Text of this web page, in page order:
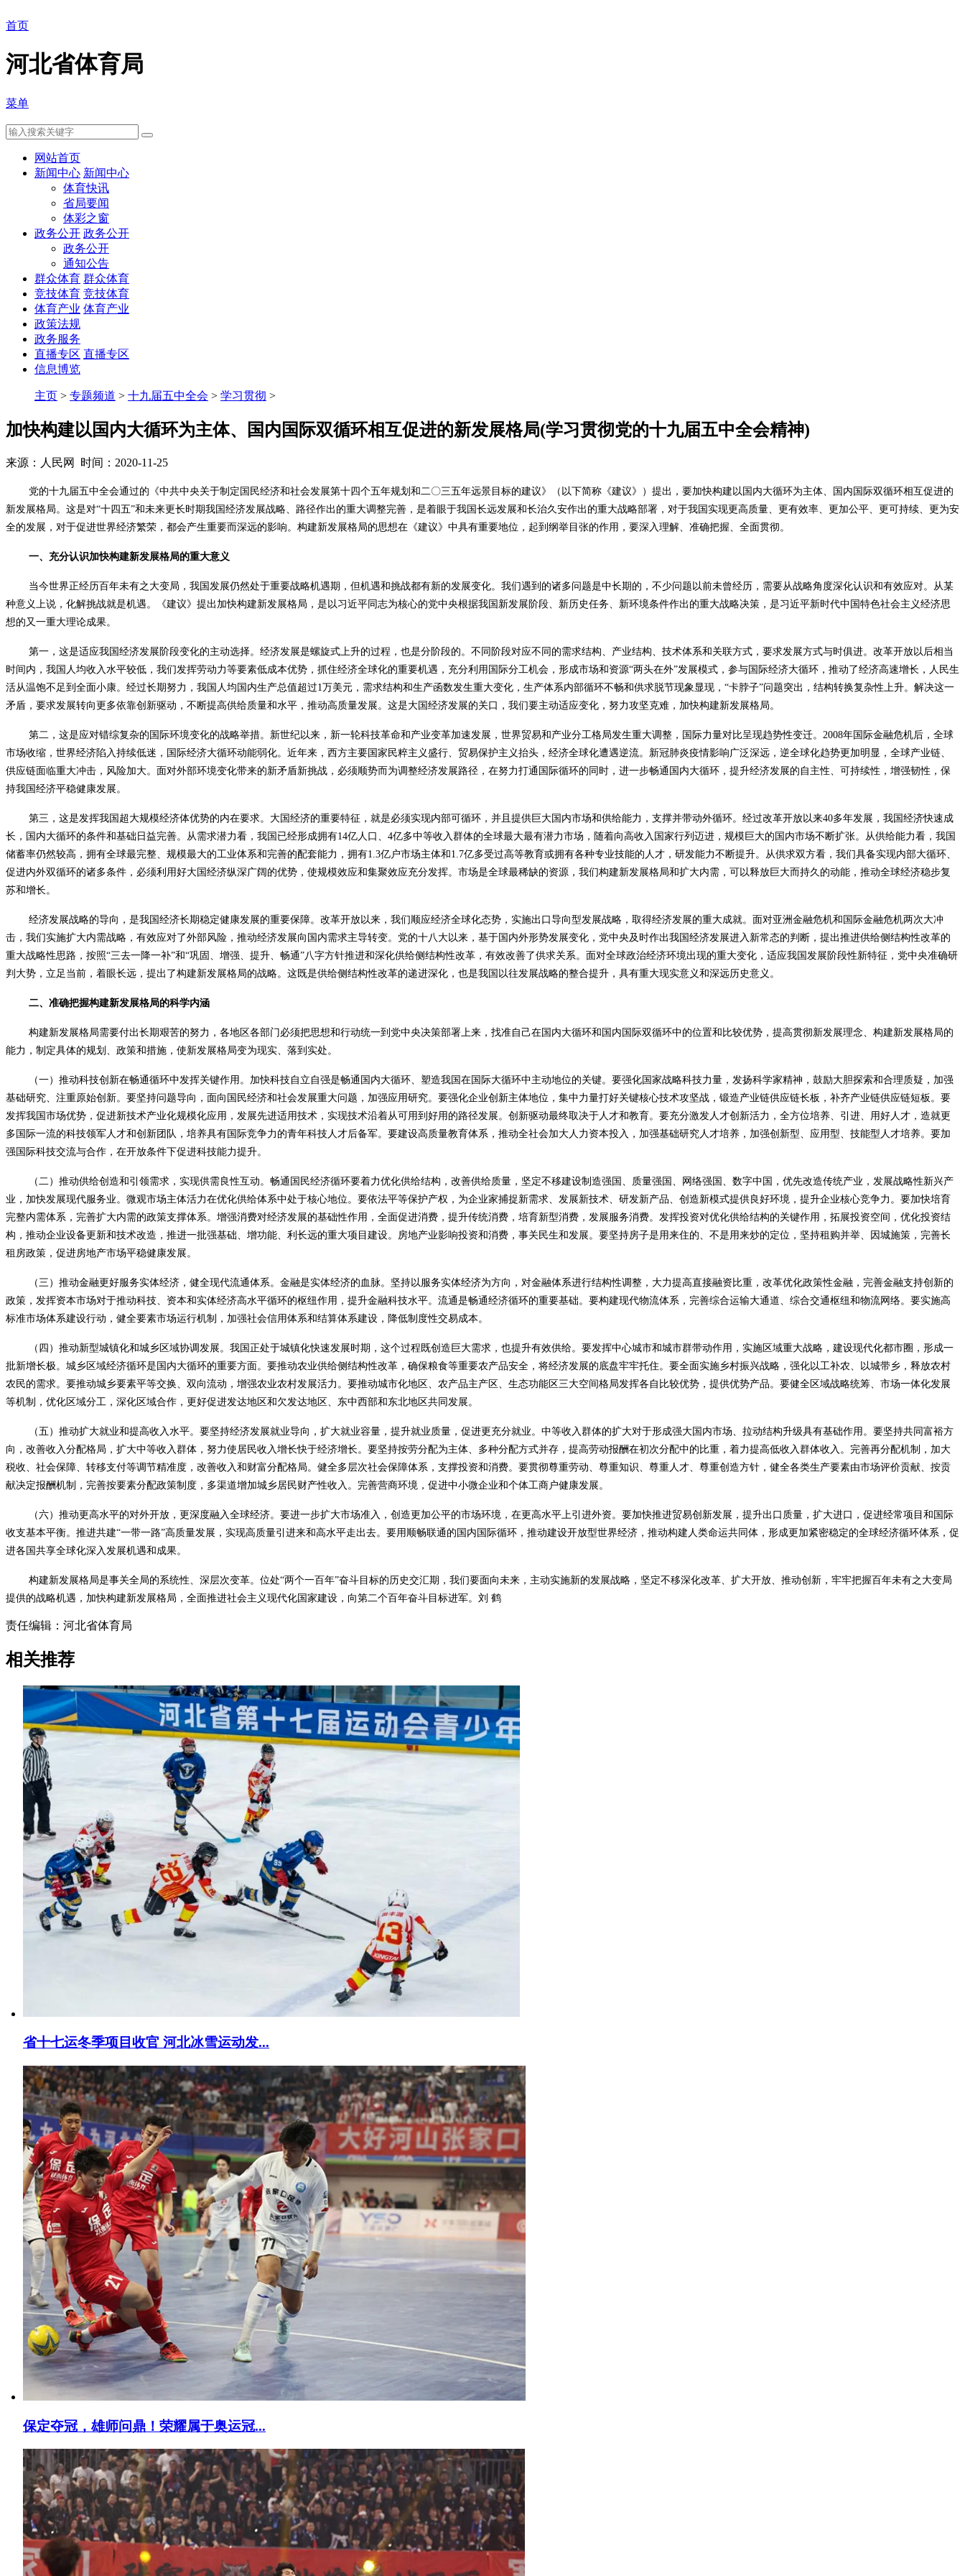
首页
河北省体育局
菜单
网站首页
新闻中心 新闻中心
体育快讯
省局要闻
体彩之窗
政务公开 政务公开
政务公开
通知公告
群众体育 群众体育
竞技体育 竞技体育
体育产业 体育产业
政策法规
政务服务
直播专区 直播专区
信息博览
主页 > 专题频道 > 十九届五中全会 > 学习贯彻 >
加快构建以国内大循环为主体、国内国际双循环相互促进的新发展格局(学习贯彻党的十九届五中全会精神)
来源：人民网 时间：2020-11-25
党的十九届五中全会通过的《中共中央关于制定国民经济和社会发展第十四个五年规划和二〇三五年远景目标的建议》（以下简称《建议》）提出，要加快构建以国内大循环为主体、国内国际双循环相互促进的
新发展格局。这是对“十四五”和未来更长时期我国经济发展战略、路径作出的重大调整完善，是着眼于我国长远发展和长治久安作出的重大战略部署，对于我国实现更高质量、更有效率、更加公平、更可持续、更为安
全的发展，对于促进世界经济繁荣，都会产生重要而深远的影响。构建新发展格局的思想在《建议》中具有重要地位，起到纲举目张的作用，要深入理解、准确把握、全面贯彻。
一、充分认识加快构建新发展格局的重大意义
当今世界正经历百年未有之大变局，我国发展仍然处于重要战略机遇期，但机遇和挑战都有新的发展变化。我们遇到的诸多问题是中长期的，不少问题以前未曾经历，需要从战略角度深化认识和有效应对。从某
种意义上说，化解挑战就是机遇。《建议》提出加快构建新发展格局，是以习近平同志为核心的党中央根据我国新发展阶段、新历史任务、新环境条件作出的重大战略决策，是习近平新时代中国特色社会主义经济思
想的又一重大理论成果。
第一，这是适应我国经济发展阶段变化的主动选择。经济发展是螺旋式上升的过程，也是分阶段的。不同阶段对应不同的需求结构、产业结构、技术体系和关联方式，要求发展方式与时俱进。改革开放以后相当
时间内，我国人均收入水平较低，我们发挥劳动力等要素低成本优势，抓住经济全球化的重要机遇，充分利用国际分工机会，形成市场和资源“两头在外”发展模式，参与国际经济大循环，推动了经济高速增长，人民生
活从温饱不足到全面小康。经过长期努力，我国人均国内生产总值超过1万美元，需求结构和生产函数发生重大变化，生产体系内部循环不畅和供求脱节现象显现，“卡脖子”问题突出，结构转换复杂性上升。解决这一
矛盾，要求发展转向更多依靠创新驱动，不断提高供给质量和水平，推动高质量发展。这是大国经济发展的关口，我们要主动适应变化，努力攻坚克难，加快构建新发展格局。
第二，这是应对错综复杂的国际环境变化的战略举措。新世纪以来，新一轮科技革命和产业变革加速发展，世界贸易和产业分工格局发生重大调整，国际力量对比呈现趋势性变迁。2008年国际金融危机后，全球
市场收缩，世界经济陷入持续低迷，国际经济大循环动能弱化。近年来，西方主要国家民粹主义盛行、贸易保护主义抬头，经济全球化遭遇逆流。新冠肺炎疫情影响广泛深远，逆全球化趋势更加明显，全球产业链、
供应链面临重大冲击，风险加大。面对外部环境变化带来的新矛盾新挑战，必须顺势而为调整经济发展路径，在努力打通国际循环的同时，进一步畅通国内大循环，提升经济发展的自主性、可持续性，增强韧性，保
持我国经济平稳健康发展。
第三，这是发挥我国超大规模经济体优势的内在要求。大国经济的重要特征，就是必须实现内部可循环，并且提供巨大国内市场和供给能力，支撑并带动外循环。经过改革开放以来40多年发展，我国经济快速成
长，国内大循环的条件和基础日益完善。从需求潜力看，我国已经形成拥有14亿人口、4亿多中等收入群体的全球最大最有潜力市场，随着向高收入国家行列迈进，规模巨大的国内市场不断扩张。从供给能力看，我国
储蓄率仍然较高，拥有全球最完整、规模最大的工业体系和完善的配套能力，拥有1.3亿户市场主体和1.7亿多受过高等教育或拥有各种专业技能的人才，研发能力不断提升。从供求双方看，我们具备实现内部大循环、
促进内外双循环的诸多条件，必须利用好大国经济纵深广阔的优势，使规模效应和集聚效应充分发挥。市场是全球最稀缺的资源，我们构建新发展格局和扩大内需，可以释放巨大而持久的动能，推动全球经济稳步复
苏和增长。
经济发展战略的导向，是我国经济长期稳定健康发展的重要保障。改革开放以来，我们顺应经济全球化态势，实施出口导向型发展战略，取得经济发展的重大成就。面对亚洲金融危机和国际金融危机两次大冲
击，我们实施扩大内需战略，有效应对了外部风险，推动经济发展向国内需求主导转变。党的十八大以来，基于国内外形势发展变化，党中央及时作出我国经济发展进入新常态的判断，提出推进供给侧结构性改革的
重大战略性思路，按照“三去一降一补”和“巩固、增强、提升、畅通”八字方针推进和深化供给侧结构性改革，有效改善了供求关系。面对全球政治经济环境出现的重大变化，适应我国发展阶段性新特征，党中央准确研
判大势，立足当前，着眼长远，提出了构建新发展格局的战略。这既是供给侧结构性改革的递进深化，也是我国以往发展战略的整合提升，具有重大现实意义和深远历史意义。
二、准确把握构建新发展格局的科学内涵
构建新发展格局需要付出长期艰苦的努力，各地区各部门必须把思想和行动统一到党中央决策部署上来，找准自己在国内大循环和国内国际双循环中的位置和比较优势，提高贯彻新发展理念、构建新发展格局的
能力，制定具体的规划、政策和措施，使新发展格局变为现实、落到实处。
（一）推动科技创新在畅通循环中发挥关键作用。加快科技自立自强是畅通国内大循环、塑造我国在国际大循环中主动地位的关键。要强化国家战略科技力量，发扬科学家精神，鼓励大胆探索和合理质疑，加强
基础研究、注重原始创新。要坚持问题导向，面向国民经济和社会发展重大问题，加强应用研究。要强化企业创新主体地位，集中力量打好关键核心技术攻坚战，锻造产业链供应链长板，补齐产业链供应链短板。要
发挥我国市场优势，促进新技术产业化规模化应用，发展先进适用技术，实现技术沿着从可用到好用的路径发展。创新驱动最终取决于人才和教育。要充分激发人才创新活力，全方位培养、引进、用好人才，造就更
多国际一流的科技领军人才和创新团队，培养具有国际竞争力的青年科技人才后备军。要建设高质量教育体系，推动全社会加大人力资本投入，加强基础研究人才培养，加强创新型、应用型、技能型人才培养。要加
强国际科技交流与合作，在开放条件下促进科技能力提升。
（二）推动供给创造和引领需求，实现供需良性互动。畅通国民经济循环要着力优化供给结构，改善供给质量，坚定不移建设制造强国、质量强国、网络强国、数字中国，优先改造传统产业，发展战略性新兴产
业，加快发展现代服务业。微观市场主体活力在优化供给体系中处于核心地位。要依法平等保护产权，为企业家捕捉新需求、发展新技术、研发新产品、创造新模式提供良好环境，提升企业核心竞争力。要加快培育
完整内需体系，完善扩大内需的政策支撑体系。增强消费对经济发展的基础性作用，全面促进消费，提升传统消费，培育新型消费，发展服务消费。发挥投资对优化供给结构的关键作用，拓展投资空间，优化投资结
构，推动企业设备更新和技术改造，推进一批强基础、增功能、利长远的重大项目建设。房地产业影响投资和消费，事关民生和发展。要坚持房子是用来住的、不是用来炒的定位，坚持租购并举、因城施策，完善长
租房政策，促进房地产市场平稳健康发展。
（三）推动金融更好服务实体经济，健全现代流通体系。金融是实体经济的血脉。坚持以服务实体经济为方向，对金融体系进行结构性调整，大力提高直接融资比重，改革优化政策性金融，完善金融支持创新的
政策，发挥资本市场对于推动科技、资本和实体经济高水平循环的枢纽作用，提升金融科技水平。流通是畅通经济循环的重要基础。要构建现代物流体系，完善综合运输大通道、综合交通枢纽和物流网络。要实施高
标准市场体系建设行动，健全要素市场运行机制，加强社会信用体系和结算体系建设，降低制度性交易成本。
（四）推动新型城镇化和城乡区域协调发展。我国正处于城镇化快速发展时期，这个过程既创造巨大需求，也提升有效供给。要发挥中心城市和城市群带动作用，实施区域重大战略，建设现代化都市圈，形成一
批新增长极。城乡区域经济循环是国内大循环的重要方面。要推动农业供给侧结构性改革，确保粮食等重要农产品安全，将经济发展的底盘牢牢托住。要全面实施乡村振兴战略，强化以工补农、以城带乡，释放农村
农民的需求。要推动城乡要素平等交换、双向流动，增强农业农村发展活力。要推动城市化地区、农产品主产区、生态功能区三大空间格局发挥各自比较优势，提供优势产品。要健全区域战略统筹、市场一体化发展
等机制，优化区域分工，深化区域合作，更好促进发达地区和欠发达地区、东中西部和东北地区共同发展。
（五）推动扩大就业和提高收入水平。要坚持经济发展就业导向，扩大就业容量，提升就业质量，促进更充分就业。中等收入群体的扩大对于形成强大国内市场、拉动结构升级具有基础作用。要坚持共同富裕方
向，改善收入分配格局，扩大中等收入群体，努力使居民收入增长快于经济增长。要坚持按劳分配为主体、多种分配方式并存，提高劳动报酬在初次分配中的比重，着力提高低收入群体收入。完善再分配机制，加大
税收、社会保障、转移支付等调节精准度，改善收入和财富分配格局。健全多层次社会保障体系，支撑投资和消费。要贯彻尊重劳动、尊重知识、尊重人才、尊重创造方针，健全各类生产要素由市场评价贡献、按贡
献决定报酬机制，完善按要素分配政策制度，多渠道增加城乡居民财产性收入。完善营商环境，促进中小微企业和个体工商户健康发展。
（六）推动更高水平的对外开放，更深度融入全球经济。要进一步扩大市场准入，创造更加公平的市场环境，在更高水平上引进外资。要加快推进贸易创新发展，提升出口质量，扩大进口，促进经常项目和国际
收支基本平衡。推进共建“一带一路”高质量发展，实现高质量引进来和高水平走出去。要用顺畅联通的国内国际循环，推动建设开放型世界经济，推动构建人类命运共同体，形成更加紧密稳定的全球经济循环体系，促
进各国共享全球化深入发展机遇和成果。
构建新发展格局是事关全局的系统性、深层次变革。位处“两个一百年”奋斗目标的历史交汇期，我们要面向未来，主动实施新的发展战略，坚定不移深化改革、扩大开放、推动创新，牢牢把握百年未有之大变局
提供的战略机遇，加快构建新发展格局，全面推进社会主义现代化国家建设，向第二个百年奋斗目标进军。刘 鹤
责任编辑：河北省体育局
相关推荐
省十七运冬季项目收官 河北冰雪运动发...
保定夺冠，雄师问鼎！荣耀属于奥运冠...